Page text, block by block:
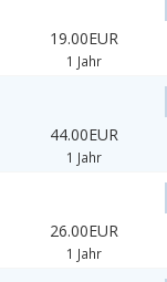
19.00EUR
1 Jahr
44.00EUR
1 Jahr
26.00EUR
1 Jahr